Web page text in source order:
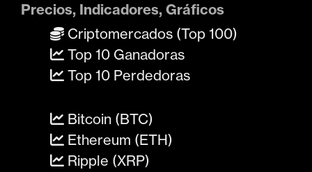
Precios, Indicadores, Gráficos
Criptomercados (Top 100)
Top 10 Ganadoras
Top 10 Perdedoras
Bitcoin (BTC)
Ethereum (ETH)
Ripple (XRP)